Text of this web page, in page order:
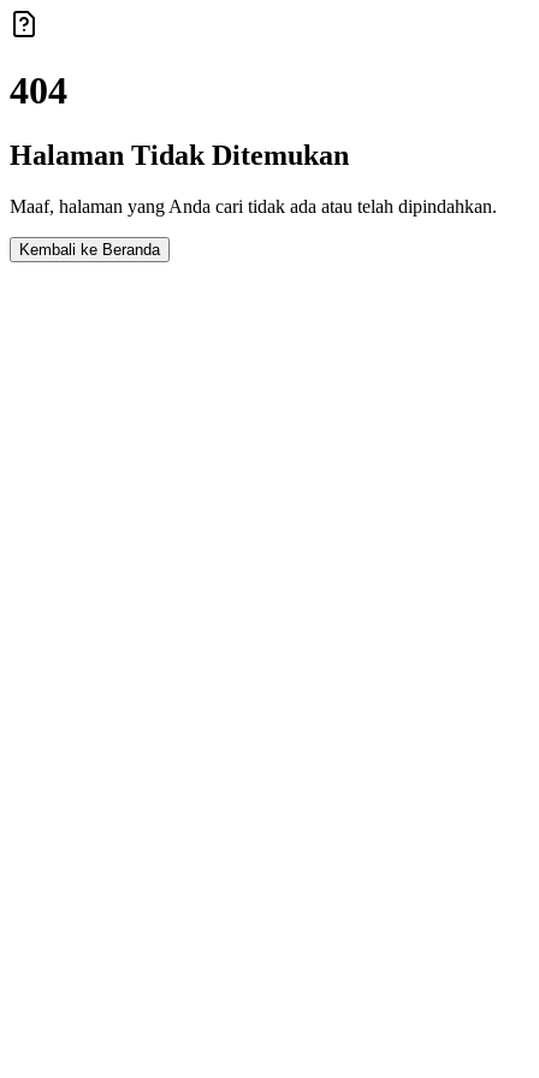
404
Halaman Tidak Ditemukan
Maaf, halaman yang Anda cari tidak ada atau telah dipindahkan.
Kembali ke Beranda